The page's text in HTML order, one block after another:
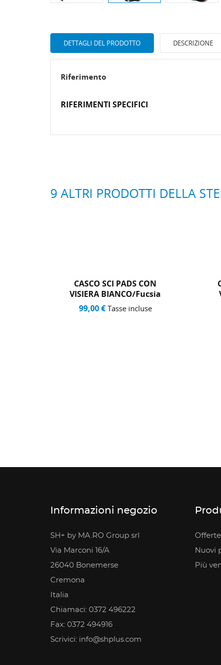
DETTAGLI DEL PRODOTTO DESCRIZIONE
Riferimento
RIFERIMENTI SPECIFICI
CASCO SCI PADS CON
VISIERA NERO/silver
99,00 €Tasse incluse
Informazioni negozio
SH+ by MA.RO Group srl
Via Marconi 16/A
26040 Bonemerse
Cremona
Italia
Chiamaci: 0372 496222
Fax: 0372 494916
Scrivici: info@shplus.com
Offerte
Nuovi
Più